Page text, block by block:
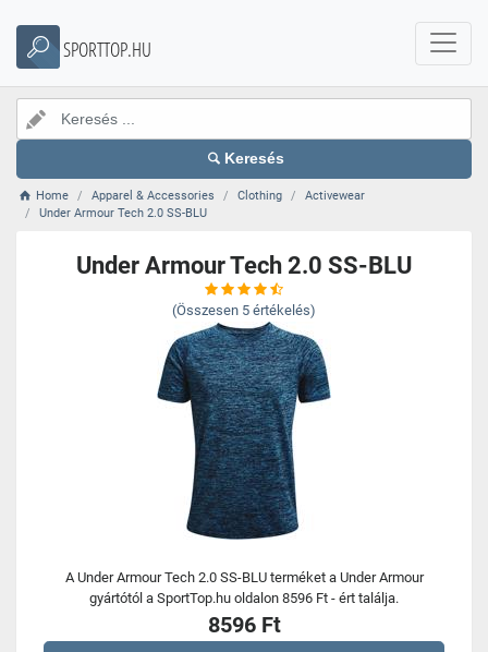
SPORTTOP.HU
Keresés
Home Apparel & Accessories Clothing
Activewear
Under Armour Tech 2.0 SS-BLU
Under Armour Tech 2.0 SS-BLU
(Összesen 5 értékelés)
A Under Armour Tech 2.0 SS-BLU terméket a Under Armour
gyártótól a SportTop.hu oldalon 8596 Ft - ért találja.
8596 Ft